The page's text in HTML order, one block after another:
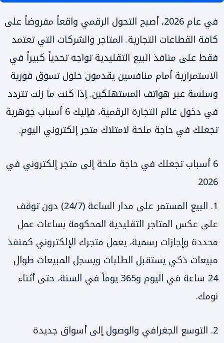
في عام 2026، أصبح التحول الرقمي واقعاً مفروضاً على
كافة القطاعات التجارية. المتاجر والشركات التي تعتمد
فقط على منافذ البيع التقليدية تواجه تحدياً كبيراً في
الاستمرارية أمام منافسين يقدمون حلول تسوق فورية
وسلسة عبر هواتف المستهلكين. إذا كنت ما زلت تتردد
في دخول عالم التجارة الرقمية، فإليك 6 أسباب جوهرية
تجعلك في حاجة ملحة لامتلاك متجر إلكتروني اليوم.
6 أسباب تجعلك في حاجة ملحة إلى متجر إلكتروني في
2026
1. البيع المستمر على مدار الساعة (24/7) دون توقف
على عكس المتاجر التقليدية المحكومة بساعات عمل
محددة وإجازات رسمية، يعمل متجرك الإلكتروني كمنفذ
مبيعات ذكي يستقبل الطلبات ويسجل المبيعات طوال
24 ساعة في اليوم و365 يوماً في السنة، حتى أثناء
نومك.
2. التوسع الجغرافي والوصول إلى أسواق جديدة